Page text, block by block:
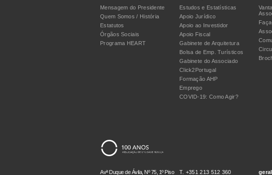
Mensagem do Presidente
Quem Somos / História
Estatutos
Órgãos Sociais
Programa HEART
Estudos e Estatísticas
Apoio Jurídico
Apoio ao Investidor
Apoio Fiscal
Gabinete de Arquitetura
Bolsa de Emp. Turísticos
Gabinete do Associado
Click2Portugal
Formação AHP
Emprego
COVID-19: Como Agir?
Avª Duque de Ávila, Nº 75, 1º Piso T. +351 213 512 360